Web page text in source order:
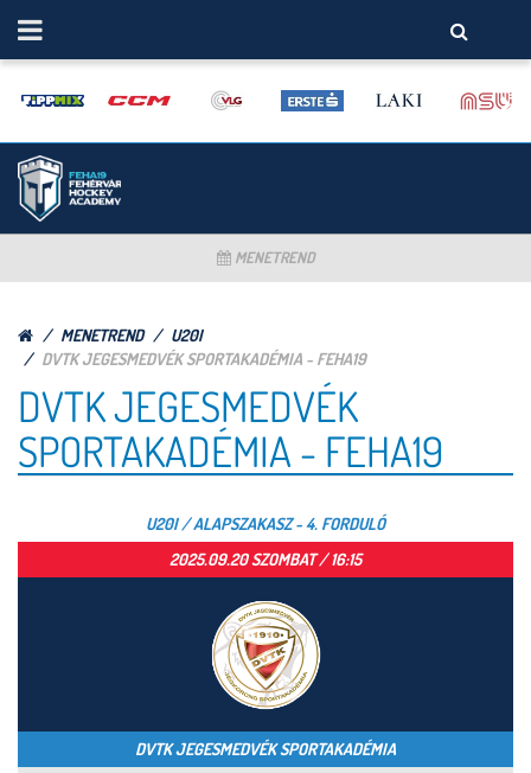
MENETREND
MENETREND
U20I
DVTK JEGESMEDVÉK SPORTAKADÉMIA - FEHA19
DVTK JEGESMEDVÉK
SPORTAKADÉMIA - FEHA19
U20I / ALAPSZAKASZ - 4. FORDULÓ
2025.09.20 SZOMBAT / 16:15
DVTK JEGESMEDVÉK SPORTAKADÉMIA